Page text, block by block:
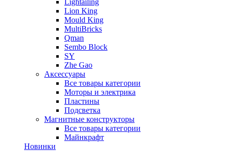
Lightailing
Lion King
Mould King
MultiBricks
Qman
Sembo Block
SY
Zhe Gao
Аксессуары
Все товары категории
Моторы и электрика
Пластины
Подсветка
Магнитные конструкторы
Все товары категории
Майнкрафт
Новинки